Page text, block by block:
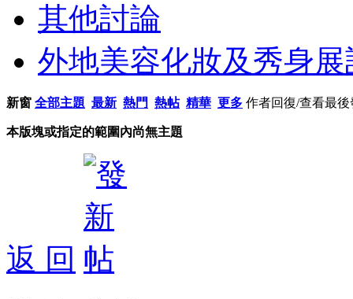
其他討論
外地美容化妝及秀身展
新窗 全部主題 最新 熱門 熱帖 精華 更多 作者回復/查看最後
本版塊或指定的範圍內尚無主題
返 回